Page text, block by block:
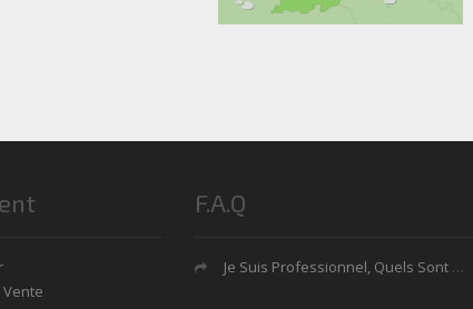
F.A.Q
Je Suis Professionnel, Quels Sont Mes Avantages?